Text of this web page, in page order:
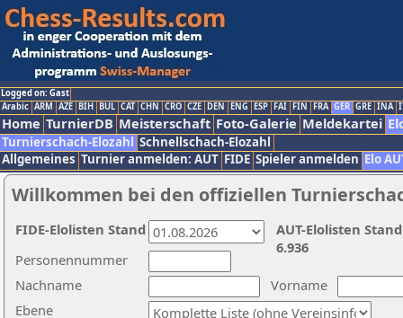
Logged on: Gast
Arabic ARM AZE BIH BUL CAT CHN CRO CZE DEN ENG ESP FAI FIN FRA GER GRE INA
Home TurnierDB Meisterschaft Foto-Galerie Meldekartei
Turnierschach-Elozahl Schnellschach-Elozahl
Allgemeines Turnier anmelden: AUT FIDE Spieler anmelden Elo
Willkommen bei den offiziellen
Nachname
Vorname
Ebene
Personennummer
AUT-Elolisten
6.936
FIDE-Elolisten Stand